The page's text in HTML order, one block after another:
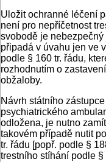
Uložit ochranné léčení
není pro nepříčetnost
svobodě je nebezpečný
připadá v úvahu jen ve
podle § 160 tr. řádu,
rozhodnutím o
obžaloby.
Návrh státního
psychiatrického
odložena, je nutno
takovém případě nutit
tr. řádu [popř. podle §
trestního stíhání podle §